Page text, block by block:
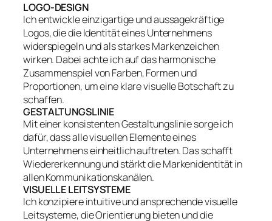
LOGO-DESIGN
Ich entwickle einzigartige und aussagekräftige
Logos, die die Identität eines Unternehmens
widerspiegeln und als starkes Markenzeichen
wirken. Dabei achte ich auf das harmonische
Zusammenspiel von Farben, Formen und
Proportionen, um eine klare visuelle Botschaft zu
schaffen.
GESTALTUNGSLINIE
Mit einer konsistenten Gestaltungslinie sorge ich
dafür, dass alle visuellen Elemente eines
Unternehmens einheitlich auftreten. Das schafft
Wiedererkennung und stärkt die Markenidentität in
allen Kommunikationskanälen.
VISUELLE LEITSYSTEME
Ich konzipiere intuitive und ansprechende visuelle
Leitsysteme, die Orientierung bieten und die